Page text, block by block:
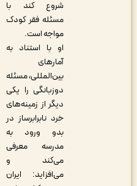
شروع کند با
مسئله فقر کودک
مواجه است.
او با استناد به
بین‌‌المللی، مسئله
دوزبانگی را یکی
دیگر از زمینه‌های
خرد نابرابرساز در
بدو ورود به
مدرسه معرفی
می‌کند و
می‌افزاید: ایران